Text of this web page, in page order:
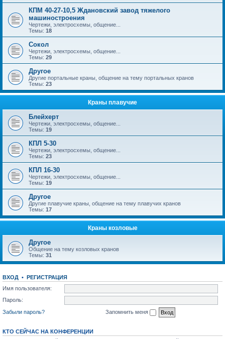
КПМ 40-27-10,5 Ждановский завод тяжелого
машиностроения
Чертежи, электросхемы, общение...
Темы: 18
Сокол
Чертежи, электросхемы, общение...
Темы: 29
Другое
Другие портальные краны, общение на тему портальных кранов
Темы: 23
Краны плавучие
Блейхерт
Чертежи, электросхемы, общение...
Темы: 19
КПЛ 5-30
Чертежи, электросхемы, общение...
Темы: 23
КПЛ 16-30
Чертежи, электросхемы, общение...
Темы: 19
Другое
Другие плавучие краны, общение на тему плавучих кранов
Темы: 17
Краны козловые
Другое
Общение на тему козловых кранов
Темы: 31
ВХОД • РЕГИСТРАЦИЯ
Имя пользователя:
Пароль:
Забыли пароль?
Запомнить меня
КТО СЕЙЧАС НА КОНФЕРЕНЦИИ